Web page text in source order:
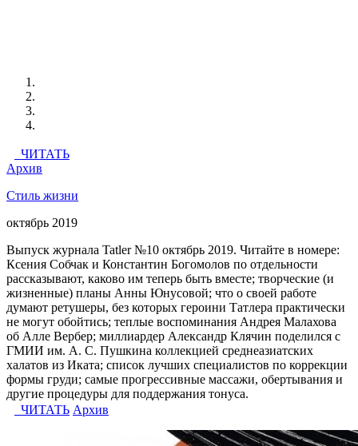
ЧИТАТЬ
Архив
Стиль жизни
октябрь 2019
Выпуск журнала Tatler №10 октябрь 2019. Читайте в номере:
Ксения Собчак и Константин Богомолов по отдельности
рассказывают, каково им теперь быть вместе; творческие (и
жизненные) планы Анны Юнусовой; что о своей работе
думают ретушеры, без которых героини Татлера практически
не могут обойтись; теплые воспоминания Андрея Малахова
об Алле Вербер; миллиардер Александр Клячин поделился с
ГМИИ им. А. С. Пушкина коллекцией среднеазиатских
халатов из Иката; список лучших специалистов по коррекции
формы груди; самые прогрессивные массажи, обертывания и
другие процедуры для поддержания тонуса.
ЧИТАТЬ Архив